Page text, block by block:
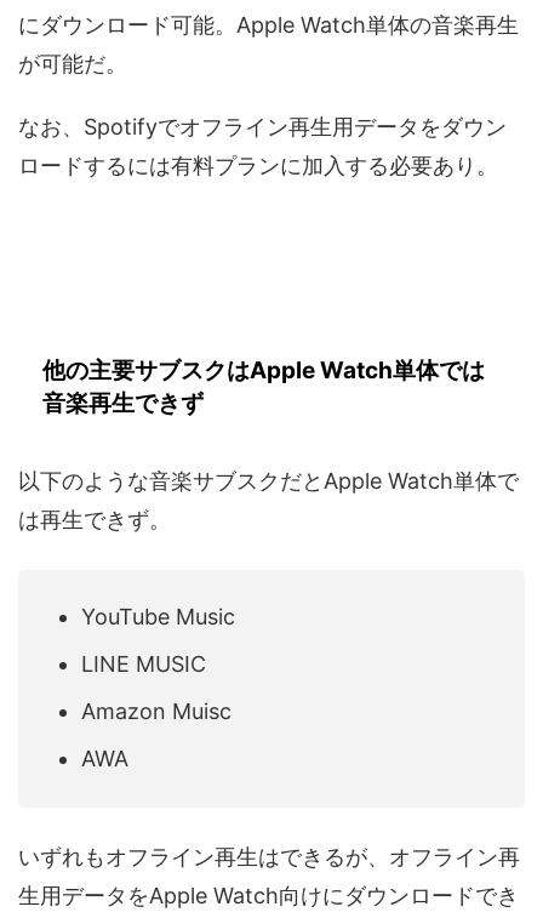
にダウンロード可能。Apple Watch単体の音楽再生
が可能だ。
なお、Spotifyでオフライン再生用データをダウン
ロードするには有料プランに加入する必要あり。
他の主要サブスクはApple Watch単体では
音楽再生できず
以下のような音楽サブスクだとApple Watch単体で
は再生できず。
YouTube Music
LINE MUSIC
Amazon Muisc
AWA
いずれもオフライン再生はできるが、オフライン再
生用データをApple Watch向けにダウンロードでき